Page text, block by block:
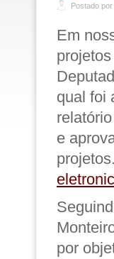
Postado
Em
qual foi
e
projetos.
por